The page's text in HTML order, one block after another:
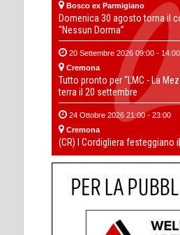
Bosco ex Parmigiano
Domenica 30 agosto torna il
“Nessun Dorma”
20 Settembre 2026 09:00 - 14:00
Cremona
Tutto pronto per “LMC - La
terra il 20 settembre
24 Ottobre 2026 21:00 - 23:00
Cremona
(CR) I Cordigliera festeggiano